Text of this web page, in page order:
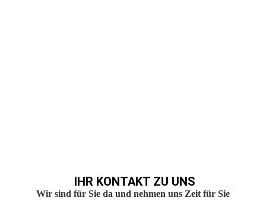
IHR KONTAKT ZU UNS
Wir sind für Sie da und nehmen uns Zeit für Sie